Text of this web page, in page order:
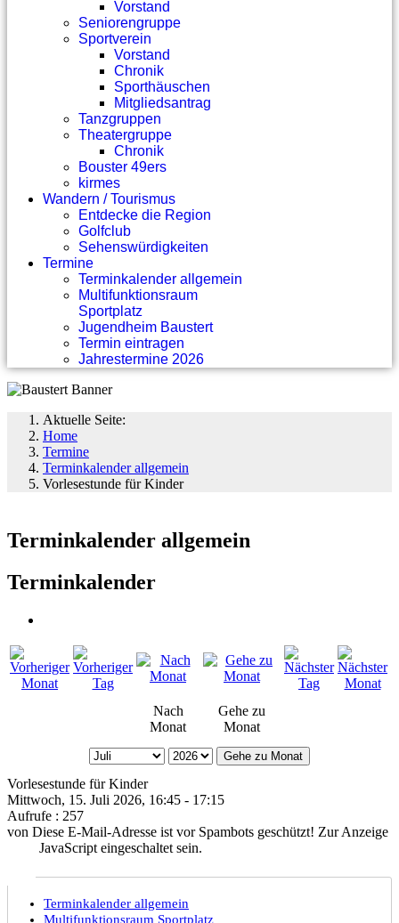
Vorstand
Seniorengruppe
Sportverein
Vorstand
Chronik
Sporthäuschen
Mitgliedsantrag
Tanzgruppen
Theatergruppe
Chronik
Bouster 49ers
kirmes
Wandern / Tourismus
Entdecke die Region
Golfclub
Sehenswürdigkeiten
Termine
Terminkalender allgemein
Multifunktionsraum
Sportplatz
Jugendheim Baustert
Termin eintragen
Jahrestermine 2026
Aktuelle Seite:
Home
Termine
Terminkalender allgemein
Vorlesestunde für Kinder
Terminkalender allgemein
Terminkalender
Nach
Monat
Gehe zu
Monat
Gehe zu Monat
Vorlesestunde für Kinder
Mittwoch, 15. Juli 2026, 16:45 - 17:15
Aufrufe : 257
von Diese E-Mail-Adresse ist vor Spambots geschützt! Zur Anzeige
muss JavaScript eingeschaltet sein.
Terminkalender allgemein
Multifunktionsraum Sportplatz